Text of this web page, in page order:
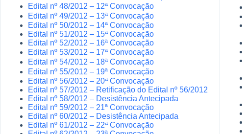
Edital nº 48/2012 – 12ª Convocação
Edital nº 49/2012 – 13ª Convocação
Edital nº 50/2012 – 14ª Convocação
Edital nº 51/2012 – 15ª Convocação
Edital nº 52/2012 – 16ª Convocação
Edital nº 53/2012 – 17ª Convocação
Edital nº 54/2012 – 18ª Convocação
Edital nº 55/2012 – 19ª Convocação
Edital nº 56/2012 – 20ª Convocação
Edital nº 57/2012 – Retificação do Edital nº 56/2012
Edital nº 58/2012 – Desistência Antecipada
Edital nº 59/2012 – 21ª Convocação
Edital nº 60/2012 – Desistência Antecipada
Edital nº 61/2012 – 22ª Convocação